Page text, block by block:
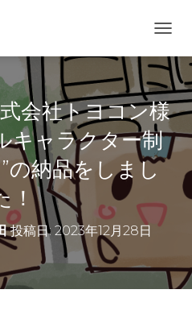
ビ
ゲ
ー
シ
ョ
ン
を
切
え
会社トヨコン様
キャラクター制
の納品をしまし
！
投稿日: 2023年12月28日